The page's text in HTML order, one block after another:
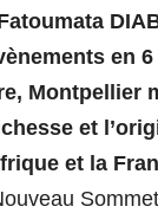
en
Montpellier
et
et la